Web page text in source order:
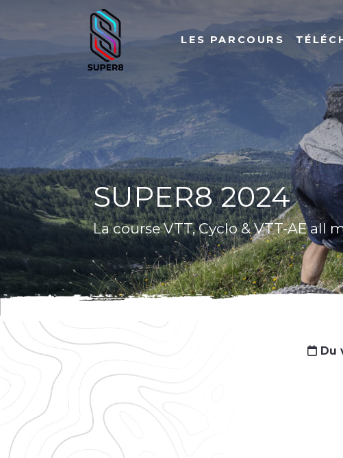
LES PARCOURS
SUPER8 2024
La course VTT, Cyclo & VTT-AE all
Du